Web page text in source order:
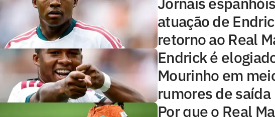
atuação de
retorno ao Real
Endrick é
Mourinho em
rumores de saída
Por que o Real